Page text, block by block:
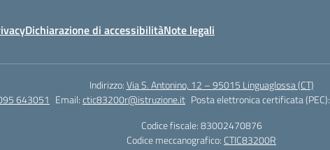
Dichiarazione di accessibilitàNote legali
Indirizzo:Via S. Antonino, 12 – 95015 Linguaglossa (CT)
643051 Email:ctic83200r@istruzione.it Posta elettronica certificata (PEC):
Codice fiscale: 83002470876
Codice meccanografico: CTIC83200R